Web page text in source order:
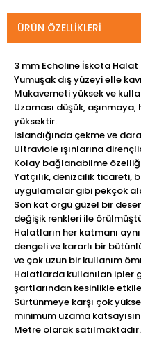
ÜRÜN ÖZELLIKLERI
3 mm Echoline İskota Halat
Yumuşak dış yüzeyi elle
Mukavemeti yüksek ve
Uzaması düşük, aşınmaya,
yüksektir.
Islandığında çekme ve
Ultraviole ışınlarına
Kolay bağlanabilme
Yatçılık, denizcilik ticareti,
uygulamalar gibi pekçok
Son kat örgü güzel bir
değişik renkleri ile
Halatların her katmanı
dengeli ve kararlı bir
ve çok uzun bir kullanım
Halatlarda kullanılan ipler
şartlarından kesinlikle
Sürtünmeye karşı çok
minimum uzama
Metre olarak satılmaktadır.